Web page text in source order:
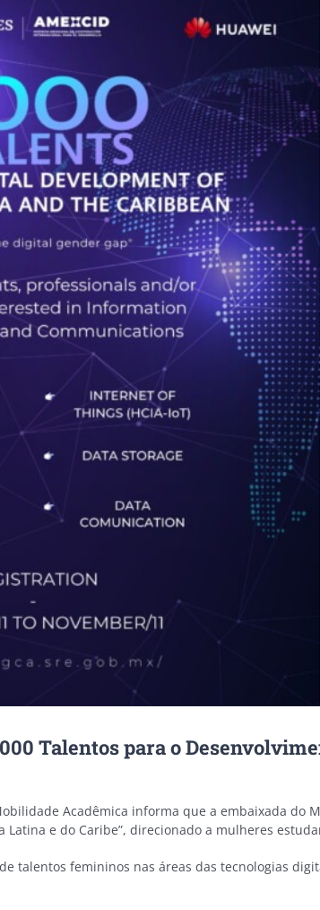
Talentos para o
Acadêmica informa que a embaixada do
e do Caribe”, direcionado a mulheres
talentos femininos nas áreas das tecnologias